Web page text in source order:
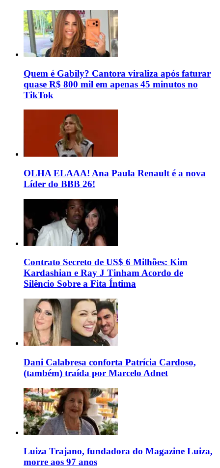
Quem é Gabily? Cantora viraliza após faturar
quase R$ 800 mil em apenas 45 minutos no
TikTok
OLHA ELAAA! Ana Paula Renault é a nova
Líder do BBB 26!
Contrato Secreto de US$ 6 Milhões: Kim
Kardashian e Ray J Tinham Acordo de
Silêncio Sobre a Fita Íntima
Dani Calabresa conforta Patrícia Cardoso,
(também) traída por Marcelo Adnet
Luiza Trajano, fundadora do Magazine Luiza,
morre aos 97 anos